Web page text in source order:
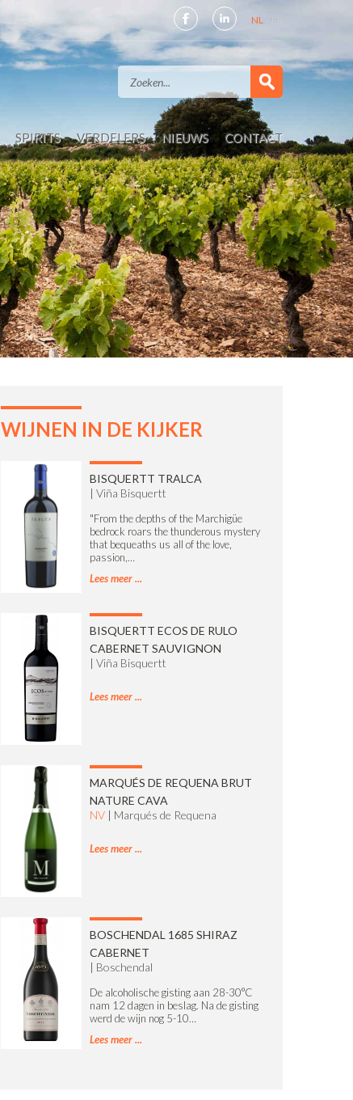
NL
SPIRITS VERDELERS NIEUWS CONTACT
WIJNEN IN DE KIJKER
BISQUERTT TRALCA
| Viña Bisquertt
"From the depths of the Marchigüe
bedrock roars the thunderous mystery
that bequeaths us all of the love,
passion,…
Lees meer
BISQUERTT ECOS DE RULO
CABERNET SAUVIGNON
| Viña Bisquertt
Lees meer
MARQUÉS DE REQUENA BRUT
NATURE CAVA
NV| Marqués de Requena
Lees meer
BOSCHENDAL 1685 SHIRAZ
CABERNET
| Boschendal
De alcoholische gisting aan 28-30°C
nam 12 dagen in beslag. Na de gisting
werd de wijn nog 5-10…
Lees meer